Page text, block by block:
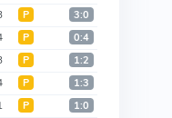
Р 3:0
Р 0:4
Р 1:2
Р 1:3
Р 1:0